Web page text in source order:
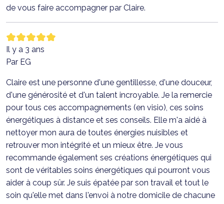
de vous faire accompagner par Claire.
Il y a 3 ans
Par EG
Claire est une personne d'une gentillesse, d'une douceur,
d'une générosité et d'un talent incroyable. Je la remercie
pour tous ces accompagnements (en visio), ces soins
énergétiques à distance et ses conseils. Elle m'a aidé à
nettoyer mon aura de toutes énergies nuisibles et
retrouver mon intégrité et un mieux être. Je vous
recommande également ses créations énergétiques qui
sont de véritables soins énergétiques qui pourront vous
aider à coup sûr. Je suis épatée par son travail et tout le
soin qu'elle met dans l'envoi à notre domicile de chacune